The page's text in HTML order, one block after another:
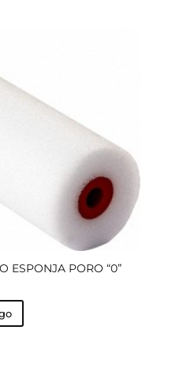
ESPONJA PORO “0”